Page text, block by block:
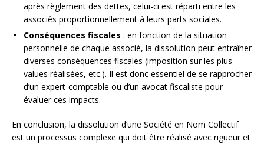
après règlement des dettes, celui-ci est réparti entre les
associés proportionnellement à leurs parts sociales.
Conséquences fiscales : en fonction de la situation
personnelle de chaque associé, la dissolution peut entraîner
diverses conséquences fiscales (imposition sur les plus-
values réalisées, etc.). Il est donc essentiel de se rapprocher
d’un expert-comptable ou d’un avocat fiscaliste pour
évaluer ces impacts.
En conclusion, la dissolution d’une Société en Nom Collectif
est un processus complexe qui doit être réalisé avec rigueur et